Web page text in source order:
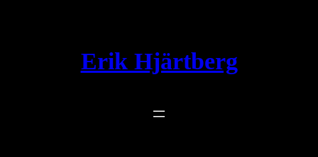
Erik Hjärtberg